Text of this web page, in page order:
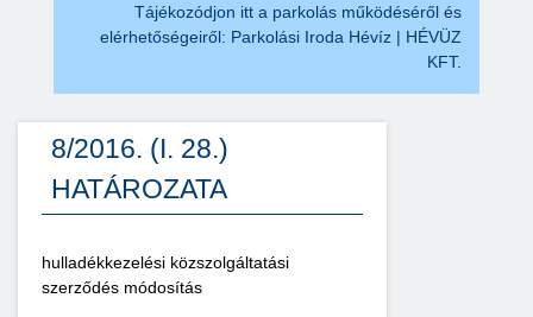
Tájékozódjon itt a parkolás működéséről és
elérhetőségeiről: Parkolási Iroda Hévíz | HÉVÜZ
KFT.
8/2016. (I. 28.)
HATÁROZATA
hulladékkezelési közszolgáltatási
szerződés módosítás